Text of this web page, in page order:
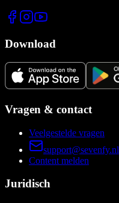
Download
Vragen & contact
Veelgestelde vragen
support@sevenfy.nl
Content melden
Juridisch